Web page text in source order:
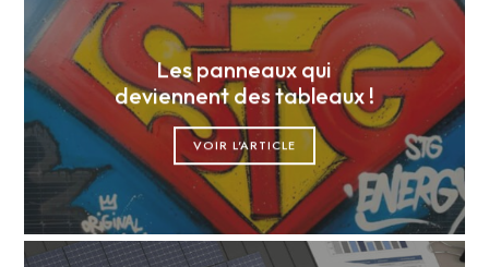
Les panneaux qui
deviennent des tableaux !
VOIR L'ARTICLE